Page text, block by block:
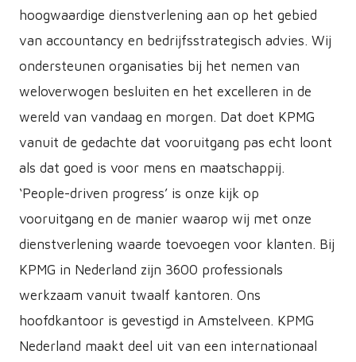
hoogwaardige dienstverlening aan op het gebied
van accountancy en bedrijfsstrategisch advies. Wij
ondersteunen organisaties bij het nemen van
weloverwogen besluiten en het excelleren in de
wereld van vandaag en morgen. Dat doet KPMG
vanuit de gedachte dat vooruitgang pas echt loont
als dat goed is voor mens en maatschappij.
‘People-driven progress’ is onze kijk op
vooruitgang en de manier waarop wij met onze
dienstverlening waarde toevoegen voor klanten. Bij
KPMG in Nederland zijn 3600 professionals
werkzaam vanuit twaalf kantoren. Ons
hoofdkantoor is gevestigd in Amstelveen. KPMG
Nederland maakt deel uit van een internationaal